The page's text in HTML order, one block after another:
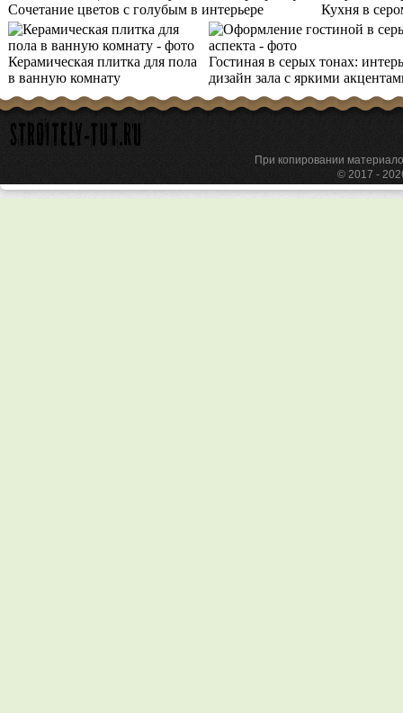
Сочетание цветов с голубым в интерьере Кухня в
Керамическая плитка для пола
в ванную комнату
Гостиная в серых тонах:
дизайн зала с яркими
При копировании
© 2017 -